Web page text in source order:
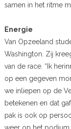
samen in het ritme
Energie
Van Opzeeland
Washington. Zij
van de race. “Ik
op een gegeven
we inliepen op de
betekenen en dat
pak is ook op